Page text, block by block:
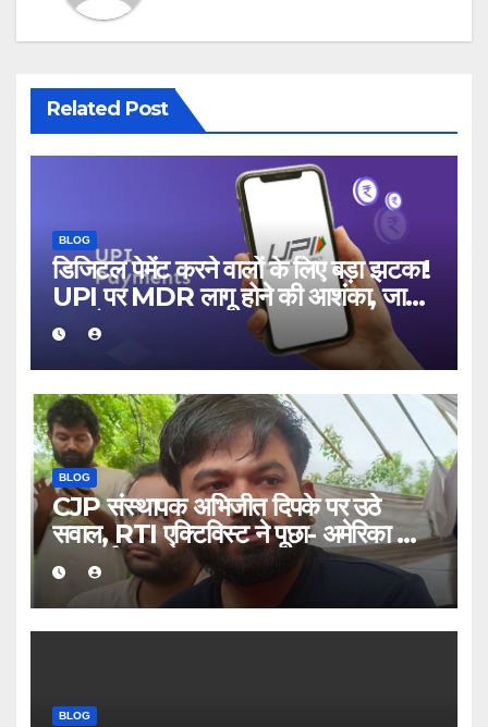
Related Post
BLOG
डिजिटल पेमेंट करने वालों के लिए बड़ा झटका!
UPI पर MDR लागू होने की आशंका, जानिए
क्या होगा असर
BLOG
CJP संस्थापक अभिजीत दिपके पर उठे
सवाल, RTI एक्टिविस्ट ने पूछा- अमेरिका जाने
का खर्च कहां से आया
BLOG